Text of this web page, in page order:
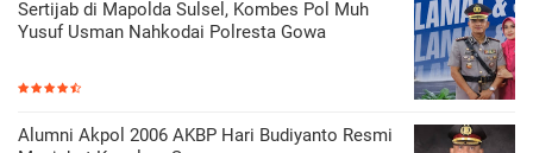
Sertijab di Mapolda Sulsel, Kombes Pol Muh
Yusuf Usman Nahkodai Polresta Gowa
Alumni Akpol 2006 AKBP Hari Budiyanto Resmi